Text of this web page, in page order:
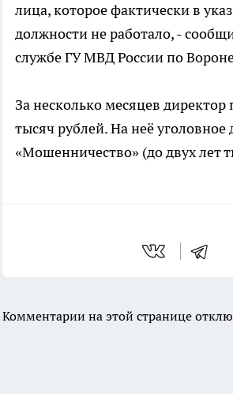
лица, которое фактически в
должности не работало, -
службе ГУ МВД России по
За несколько месяцев директор
тысяч рублей. На неё уголовное
«Мошенничество» (до двух лет
Комментарии на этой странице